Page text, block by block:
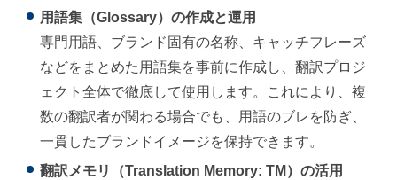
用語集（Glossary）の作成と運用
専門用語、ブランド固有の名称、キャッチフレーズ
などをまとめた用語集を事前に作成し、翻訳プロジ
ェクト全体で徹底して使用します。これにより、複
数の翻訳者が関わる場合でも、用語のブレを防ぎ、
一貫したブランドイメージを保持できます。
翻訳メモリ（Translation Memory: TM）の活用